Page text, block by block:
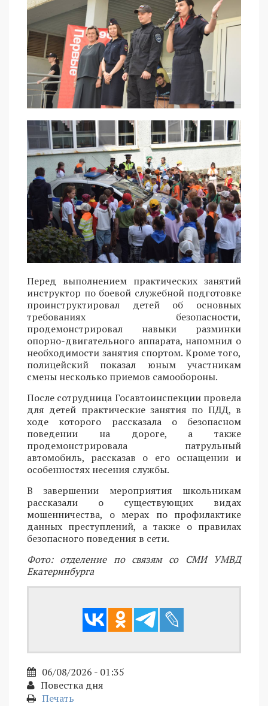
Перед выполнением практических занятий
инструктор по боевой служебной подготовке
проинструктировал детей об основных
требованиях безопасности,
продемонстрировал навыки разминки
опорно-двигательного аппарата, напомнил о
необходимости занятия спортом. Кроме того,
полицейский показал юным участникам
смены несколько приемов самообороны.
После сотрудница Госавтоинспекции провела
для детей практические занятия по ПДД, в
ходе которого рассказала о безопасном
поведении на дороге, а также
продемонстрировала патрульный
автомобиль, рассказав о его оснащении и
особенностях несения службы.
В завершении мероприятия школьникам
рассказали о существующих видах
мошенничества, о мерах по профилактике
данных преступлений, а также о правилах
безопасного поведения в сети.
Фото: отделение по связям со СМИ УМВД
Екатеринбурга
06/08/2026 - 01:35
Повестка дня
Печать